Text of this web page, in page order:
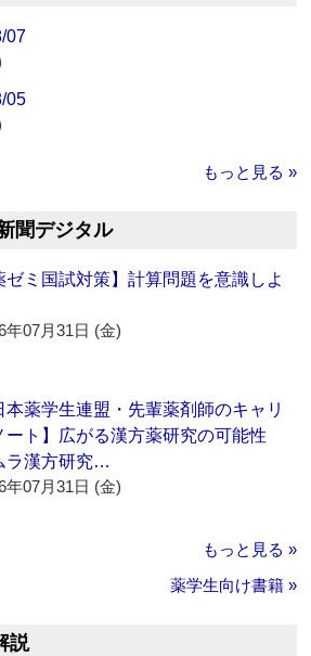
07
05
もっと見る »
聞デジタル
ゼミ国試対策】計算問題を意識しよ
年07月31日 (金)
本薬学生連盟・先輩薬剤師のキャリ
ート】広がる漢方薬研究の可能性
ラ漢方研究…
年07月31日 (金)
もっと見る »
薬学生向け書籍 »
説